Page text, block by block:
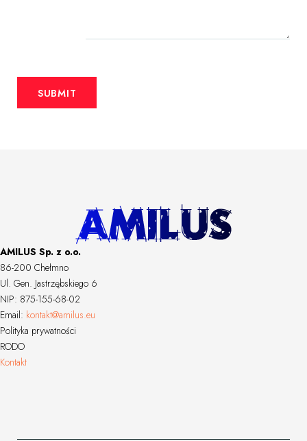
AMILUS Sp. z o.o.
86-200 Chełmno
Ul. Gen. Jastrzębskiego 6
NIP: 875-155-68-02
Email: kontakt@amilus.eu
Polityka prywatności
RODO
Kontakt